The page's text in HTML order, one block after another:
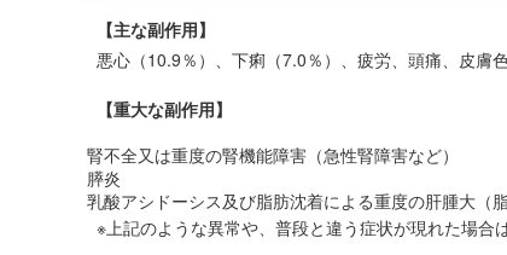
【主な副作用】
悪心（10.9％）、下痢（7.0％）、疲労、頭痛、皮膚
【重大な副作用】
腎不全又は重度の腎機能障害（急性腎障害など）
膵炎
乳酸アシドーシス及び脂肪沈着による重度の肝腫大（脂
※上記のような異常や、普段と違う症状が現れた場合